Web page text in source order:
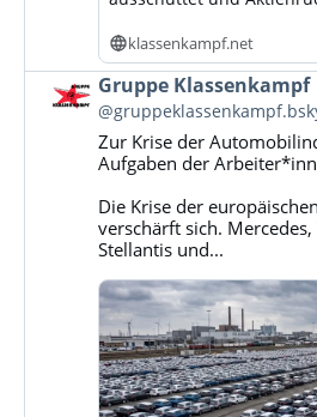
klassenkampf.net
Beitrag
von
Gruppe
Klassenkampf
Bluesky
ansehen
Gruppe Klassenkampf
Zur Krise der
Aufgaben der
Die Krise der
verschärft sich.
Stellantis und...